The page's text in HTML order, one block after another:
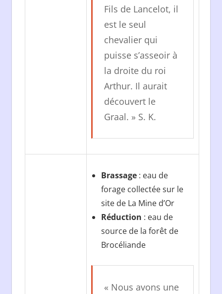
Fils de Lancelot, il
est le seul
chevalier qui
puisse s’asseoir à
la droite du roi
Arthur. Il aurait
découvert le
Graal. » S. K.
Brassage : eau de
forage collectée sur le
site de La Mine d’Or
Réduction : eau de
source de la forêt de
Brocéliande
« Nous avons une